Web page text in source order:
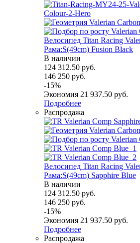
Велосипед Titan Racing
Рама:S(49cm) Fusion Black
В наличии
124 312.50 руб.
146 250 руб.
-15%
Экономия 21 937.50 руб.
Подробнее
Распродажа
Велосипед Titan Racing
Рама:S(49cm) Sapphire Blue
В наличии
124 312.50 руб.
146 250 руб.
-15%
Экономия 21 937.50 руб.
Подробнее
Распродажа